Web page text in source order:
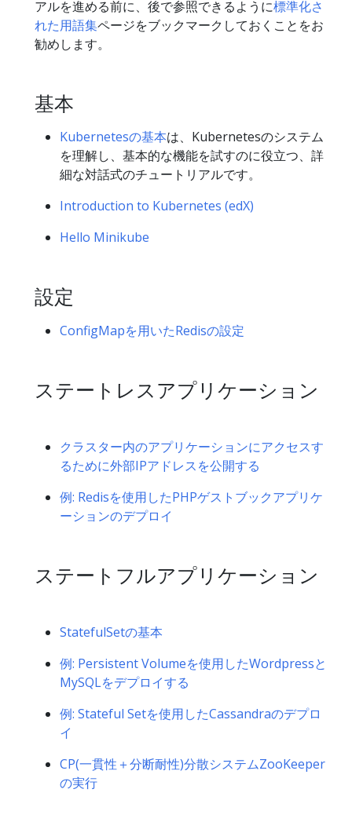
アルを進める前に、後で参照できるように標準化さ
れた用語集ページをブックマークしておくことをお
勧めします。
基本
Kubernetesの基本は、Kubernetesのシステム
を理解し、基本的な機能を試すのに役立つ、詳
細な対話式のチュートリアルです。
Introduction to Kubernetes (edX)
Hello Minikube
設定
ConfigMapを用いたRedisの設定
ステートレスアプリケーション
クラスター内のアプリケーションにアクセスす
るために外部IPアドレスを公開する
例: Redisを使用したPHPゲストブックアプリケ
ーションのデプロイ
ステートフルアプリケーション
StatefulSetの基本
例: Persistent Volumeを使用したWordpressと
MySQLをデプロイする
例: Stateful Setを使用したCassandraのデプロ
イ
CP(一貫性＋分断耐性)分散システムZooKeeper
の実行